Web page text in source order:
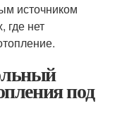
источником
где нет
под